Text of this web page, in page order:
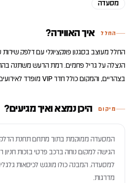
מסעדה
החלל איך האווירה?
החלל מעוצב בסגנון פונקציונלי עם דלפק שירות
הנצלה על גריל פחמים. רמת הרעש משתנה
בצהריים, והמקום כולל חדר VIP מופרד לאירועים פרטיים.
מיקום היכן נמצא ואיך מגיעים?
המסעדה ממוקמת בתוך מתחם תחנת הדלק
הגישה למקום נוחה ברכב פרטי בזכות חניון
למסעדה. המבנה כולו מונגש לכיסאות
מדרגות.